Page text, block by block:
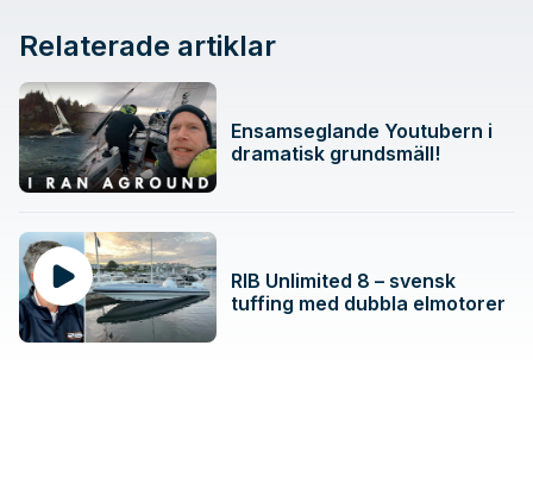
Relaterade artiklar
Ensamseglande Youtubern i
dramatisk grundsmäll!
RIB Unlimited 8 – svensk
tuffing med dubbla elmotorer